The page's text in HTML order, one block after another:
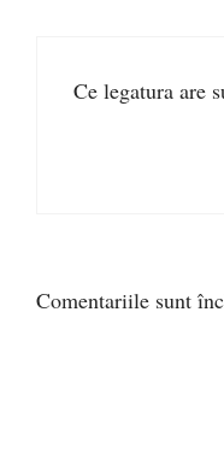
Ce legatura are
Comentariile sunt